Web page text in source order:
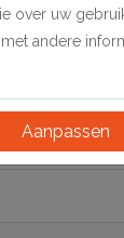
compleet
over uw
andere
Aanpassen